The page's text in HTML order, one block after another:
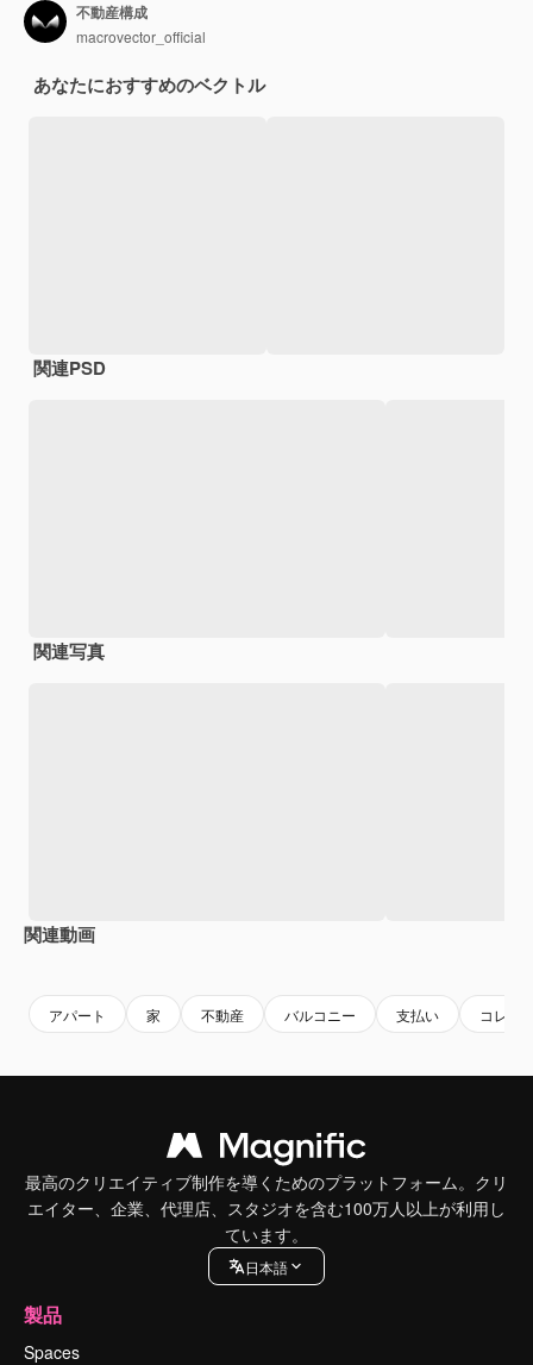
不動産構成
macrovector_official
あなたにおすすめのベクトル
関連PSD
関連写真
関連動画
アパート 家 不動産 バルコニー 支払い コレク
最高のクリエイティブ制作を導くためのプラットフォーム。クリ
エイター、企業、代理店、スタジオを含む100万人以上が利用し
ています。
日本語
製品
Spaces